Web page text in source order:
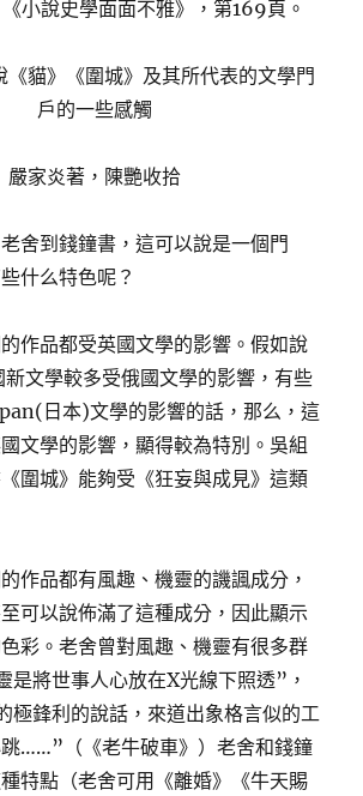
小說史學面面不雅》，第169頁。
《貓》《圍城》及其所代表的文學門
戶的一些感觸
嚴家炎著，陳艷收拾
舍到錢鐘書，這可以說是一個門
什么特色呢？
作品都受英國文學的影響。假如說
文學較多受俄國文學的影響，有些
日本)文學的影響的話，那么，這
文學的影響，顯得較為特別。吳組
圍城》能夠受《狂妄與成見》這類
作品都有風趣、機靈的譏諷成分，
可以說佈滿了這種成分，因此顯示
彩。老舍曾對風趣、機靈有很多群
是將世事人心放在X光線下照透”，
極鋒利的說話，來道出象格言似的工
……”（《老牛破車》）老舍和錢鐘
特點（老舍可用《離婚》《牛天賜